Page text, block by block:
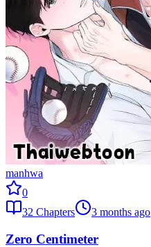
manhwa
0
32 Chapters 3 months ago
Zero Centimeter